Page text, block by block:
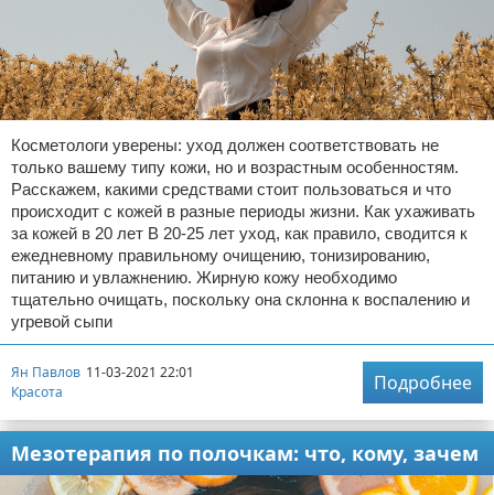
Косметологи уверены: уход должен соответствовать не
только вашему типу кожи, но и возрастным особенностям.
Расскажем, какими средствами стоит пользоваться и что
происходит с кожей в разные периоды жизни. Как ухаживать
за кожей в 20 лет В 20-25 лет уход, как правило, сводится к
ежедневному правильному очищению, тонизированию,
питанию и увлажнению. Жирную кожу необходимо
тщательно очищать, поскольку она склонна к воспалению и
угревой сыпи
Ян Павлов 11-03-2021 22:01
Красота
Подробнее
Мезотерапия по полочкам: что, кому, зачем